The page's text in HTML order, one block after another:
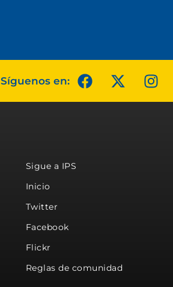
Síguenos en:
Sigue a IPS
Inicio
Twitter
Facebook
Flickr
Reglas de comunidad